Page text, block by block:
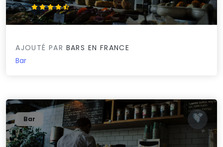
4.6/5
AJOUTÉ PAR BARS EN FRANCE
Bar
Bar